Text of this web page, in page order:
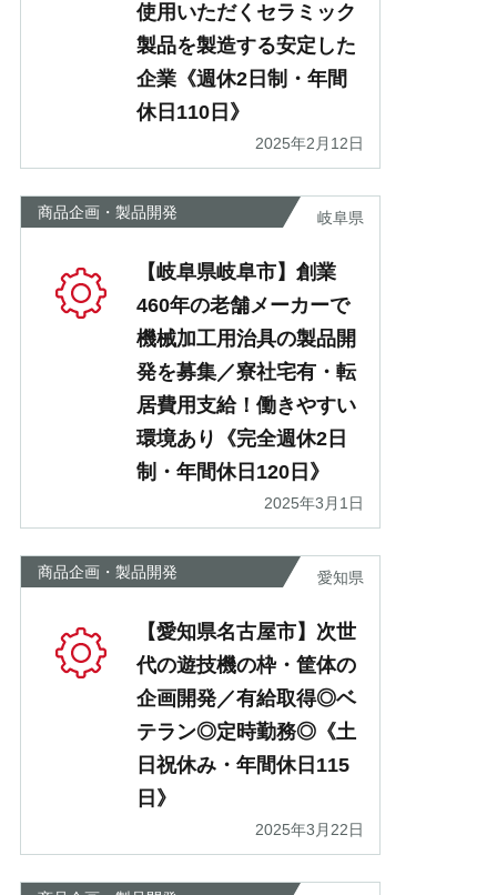
使用いただくセラミック
製品を製造する安定した
企業《週休2日制・年間
休日110日》
2025年2月12日
商品企画・製品開発 岐阜県
【岐阜県岐阜市】創業
460年の老舗メーカーで
機械加工用治具の製品開
発を募集／寮社宅有・転
居費用支給！働きやすい
環境あり《完全週休2日
制・年間休日120日》
2025年3月1日
商品企画・製品開発 愛知県
【愛知県名古屋市】次世
代の遊技機の枠・筐体の
企画開発／有給取得◎ベ
テラン◎定時勤務◎《土
日祝休み・年間休日115
日》
2025年3月22日